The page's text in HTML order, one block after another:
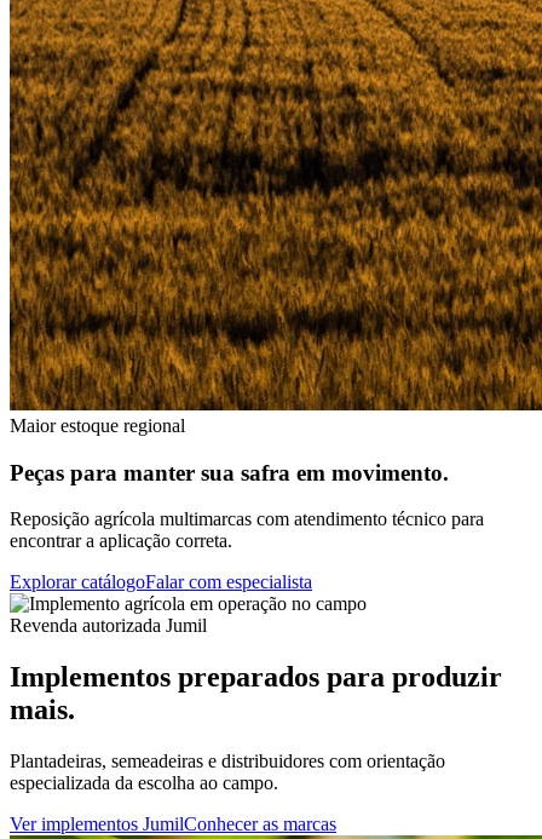
Maior estoque regional
Peças para manter sua safra em movimento.
Reposição agrícola multimarcas com atendimento técnico para
encontrar a aplicação correta.
Explorar catálogoFalar com especialista
Revenda autorizada Jumil
Implementos preparados para produzir
mais.
Plantadeiras, semeadeiras e distribuidores com orientação
especializada da escolha ao campo.
Ver implementos JumilConhecer as marcas